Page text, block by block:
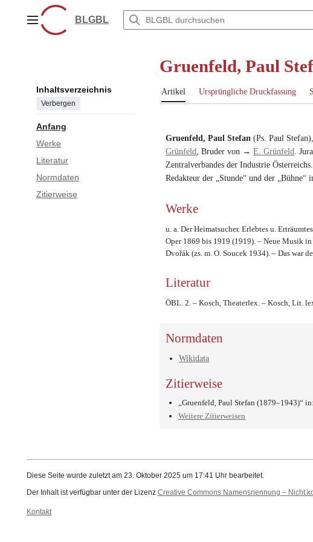
springenHauptmenüBLGBL
Inhaltsverzeichnis
Verbergen
Anfang
Werke
Literatur
Normdaten
Zitierweise
Gruenfeld, Paul
Artikel Ursprüngliche Druckfassung
Gruenfeld, Paul Stefan (Ps. Paul Stefan),
Grünfeld, Bruder von → E. Grünfeld.
Zentralverbandes der Industrie Österreichs
Redakteur der „Stunde“ und der „Bühne“
Werke
u. a. Der Heimatsucher. Erlebtes u.
Oper 1869 bis 1919 (1919). – Neue Musik
Dvořák (zs. m. O. Soucek 1934). – Das war
Literatur
ÖBL. 2. – Kosch, Theaterlex. – Kosch, Lit.
Normdaten
Wikidata
Zitierweise
„Gruenfeld, Paul Stefan (1879–1943)“
Weitere Zitierweisen
Diese Seite wurde zuletzt am 23. Oktober 2025 um 17:41 Uhr bearbeitet.
Der Inhalt ist verfügbar unter der Lizenz Creative Commons Namensnennung – Nicht
Kontakt